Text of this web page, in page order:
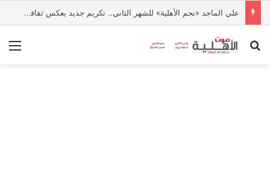
علي الماجد «نجم الأهلية» للشهر الثاني.. تكريم جديد يعكس ثقافة التميز بالجامعة
بحث عن